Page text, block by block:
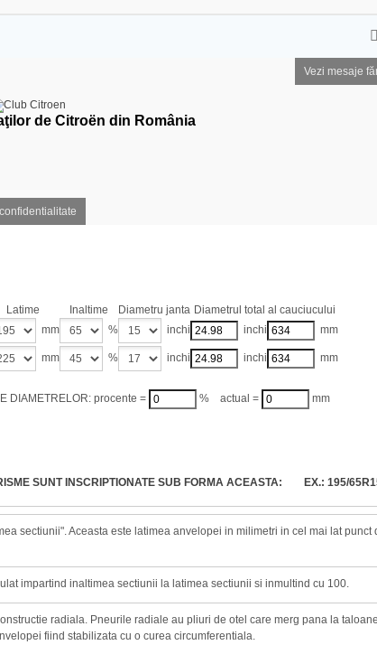
Vezi mesaje
de Citroën din România
Latime Inaltime Diametru janta Diametrul total al cauciucului
mm
% inchi inchi mm
mm % inchi inchi mm
DIAMETRELOR: procente = % actual = mm
SUNT INSCRIPTIONATE SUB FORMA ACEASTA: EX.: 195/
sectiunii". Aceasta este latimea anvelopei in milimetri in cel mai lat punct
impartind inaltimea sectiunii la latimea sectiunii si inmultind cu 100.
radiala. Pneurile radiale au pliuri de otel care merg pana la
fiind stabilizata cu o curea circumferentiala.